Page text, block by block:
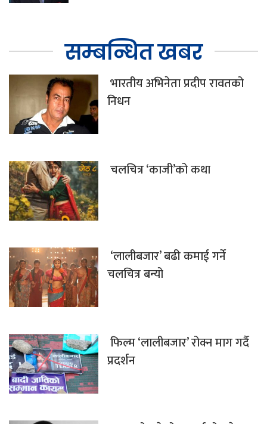
सम्बन्धित खबर
भारतीय अभिनेता प्रदीप रावतको
निधन
चलचित्र ‘काजी’को कथा
‘लालीबजार’ बढी कमाई गर्ने
चलचित्र बन्यो
फिल्म ‘लालीबजार’ रोक्न माग गर्दै
प्रदर्शन